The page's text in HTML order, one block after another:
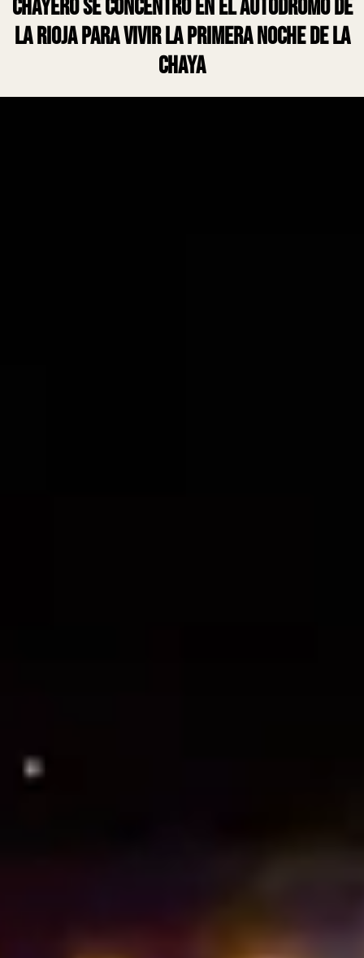
chayero se concentró en el autódromo de
La Rioja para vivir la primera noche de la
Chaya